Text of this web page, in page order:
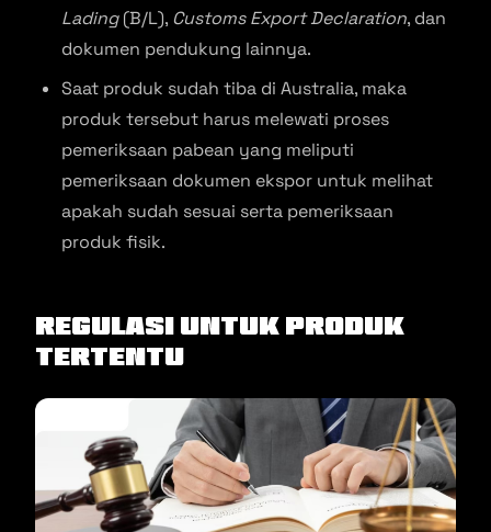
Lading(B/L), Customs Export Declaration, dan
dokumen pendukung lainnya.
Saat produk sudah tiba di Australia, maka
produk tersebut harus melewati proses
pemeriksaan pabean yang meliputi
pemeriksaan dokumen ekspor untuk melihat
apakah sudah sesuai serta pemeriksaan
produk fisik.
Regulasi untuk Produk
Tertentu